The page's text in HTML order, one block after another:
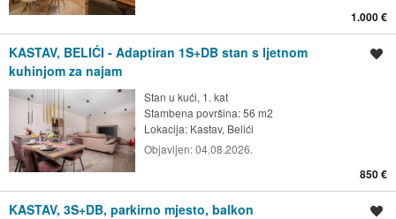
1.000 €
KASTAV, BELIĆI - Adaptiran 1S+DB stan s ljetnom
kuhinjom za najam
Stan u kući, 1. kat
Stambena površina: 56 m2
Lokacija: Kastav, Belići
Objavljen:04.08.2026.
850 €
KASTAV, 3S+DB, parkirno mjesto, balkon